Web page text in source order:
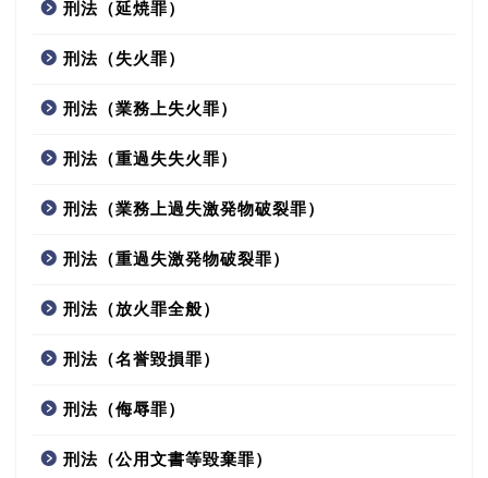
刑法（延焼罪）
刑法（失火罪）
刑法（業務上失火罪）
刑法（重過失失火罪）
刑法（業務上過失激発物破裂罪）
刑法（重過失激発物破裂罪）
刑法（放火罪全般）
刑法（名誉毀損罪）
刑法（侮辱罪）
刑法（公用文書等毀棄罪）